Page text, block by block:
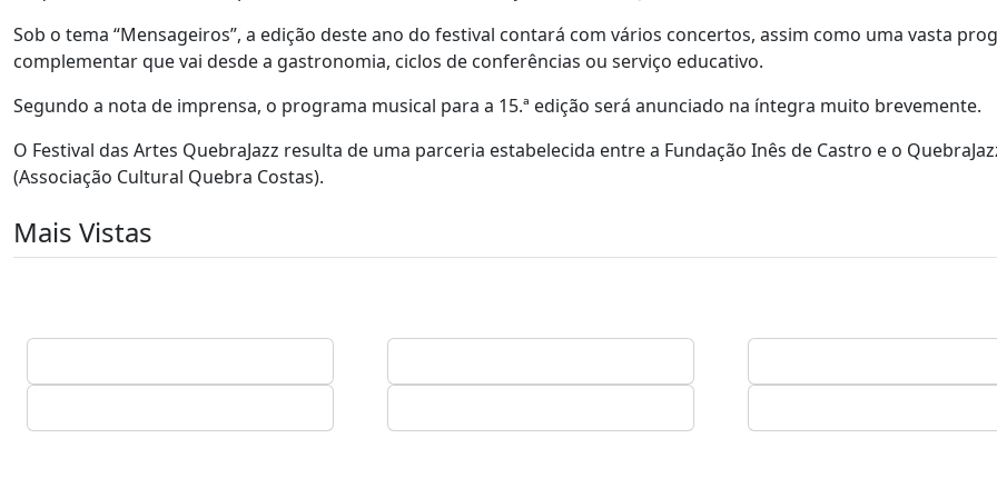
Sob o tema “Mensageiros”, a edição deste ano do festival contará com vários concertos, assim como uma vasta
complementar que vai desde a gastronomia, ciclos de conferências ou serviço educativo.
Segundo a nota de imprensa, o programa musical para a 15.ª edição será anunciado na íntegra muito brevemente.
O Festival das Artes QuebraJazz resulta de uma parceria estabelecida entre a Fundação Inês de Castro e o
(Associação Cultural Quebra Costas).
Mais Vistas